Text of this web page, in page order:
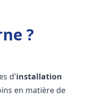
?
d'installation
en matière de